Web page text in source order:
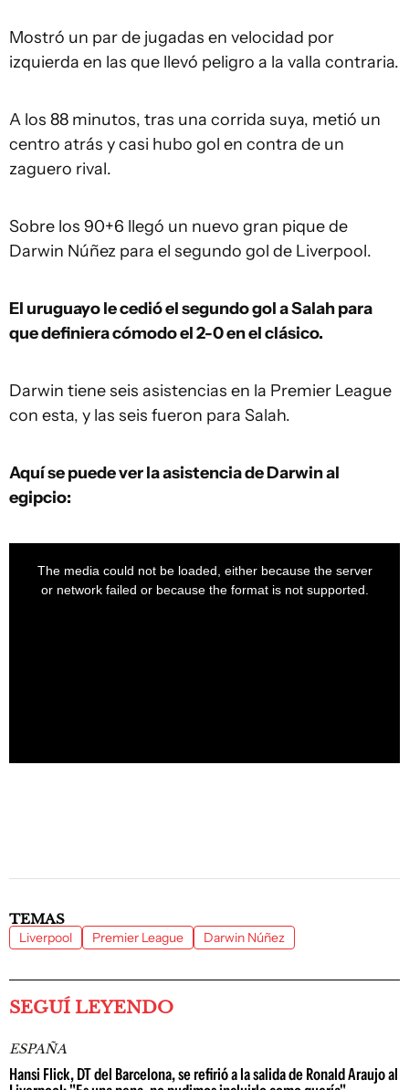
Mostró un par de jugadas en velocidad por
izquierda en las que llevó peligro a la valla contraria.
A los 88 minutos, tras una corrida suya, metió un
centro atrás y casi hubo gol en contra de un
zaguero rival.
Sobre los 90+6 llegó un nuevo gran pique de
Darwin Núñez para el segundo gol de Liverpool.
El uruguayo le cedió el segundo gol a Salah para
que definiera cómodo el 2-0 en el clásico.
Darwin tiene seis asistencias en la Premier League
con esta, y las seis fueron para Salah.
Aquí se puede ver la asistencia de Darwin al
egipcio:
The media could not be loaded, either because the server
or network failed or because the format is not supported.
TEMAS
Liverpool Premier League Darwin Núñez
SEGUÍ LEYENDO
ESPAÑA
Hansi Flick, DT del Barcelona, se refirió a la salida de Ronald Araujo al